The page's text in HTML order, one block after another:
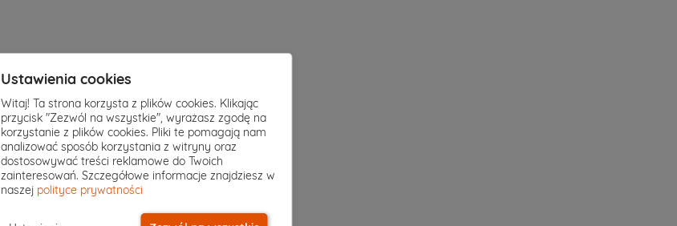
Ustawienia cookies
Witaj! Ta strona korzysta z plików cookies. Klikając
przycisk "Zezwól na wszystkie", wyrażasz zgodę na
korzystanie z plików cookies. Pliki te pomagają nam
analizować sposób korzystania z witryny oraz
dostosowywać treści reklamowe do Twoich
zainteresowań. Szczegółowe informacje znajdziesz w
naszej polityce prywatności